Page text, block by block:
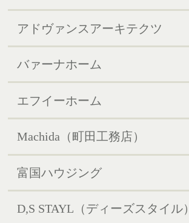
アドヴァンスアーキテクツ
バァーナホーム
エフイーホーム
Machida（町田工務店）
富国ハウジング
D,S STAYL（ディーズスタイル）